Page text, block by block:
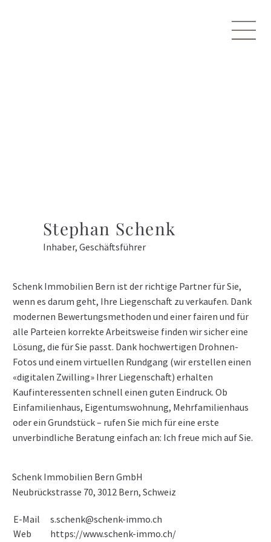
Stephan Schenk
Inhaber, Geschäftsführer
Schenk Immobilien Bern ist der richtige Partner für Sie,
wenn es darum geht, Ihre Liegenschaft zu verkaufen. Dank
modernen Bewertungsmethoden und einer fairen und für
alle Parteien korrekte Arbeitsweise finden wir sicher eine
Lösung, die für Sie passt. Dank hochwertigen Drohnen-
Fotos und einem virtuellen Rundgang (wir erstellen einen
«digitalen Zwilling» Ihrer Liegenschaft) erhalten
Kaufinteressenten schnell einen guten Eindruck. Ob
Einfamilienhaus, Eigentumswohnung, Mehrfamilienhaus
oder ein Grundstück – rufen Sie mich für eine erste
unverbindliche Beratung einfach an: Ich freue mich auf Sie.
Schenk Immobilien Bern GmbH
Neubrückstrasse 70, 3012 Bern, Schweiz
E-Mail
Web
s.schenk@schenk-immo.ch
https://www.schenk-immo.ch/